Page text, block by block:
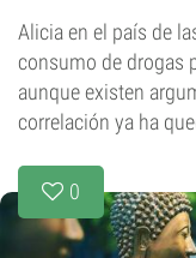
Alicia en el país de
consumo de drogas
aunque existen
correlación ya ha
0